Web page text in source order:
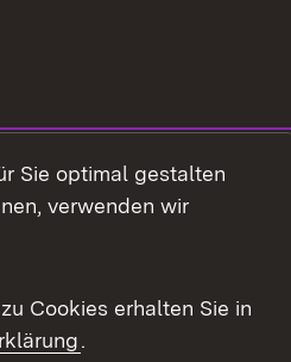
Sie optimal gestalten
verwenden wir
Cookies erhalten Sie in
.